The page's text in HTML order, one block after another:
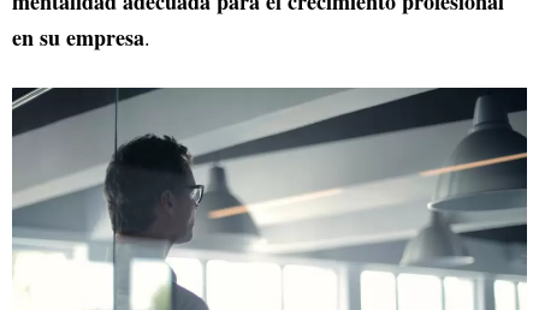
en su empresa.